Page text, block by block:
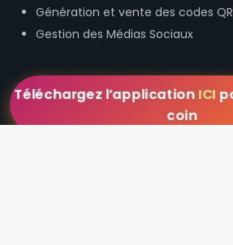
Génération et vente des codes
Gestion des Médias Sociaux
Téléchargez l’application ICI
coin